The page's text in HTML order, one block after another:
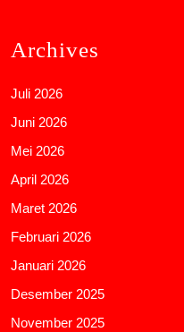
Archives
Juli 2026
Juni 2026
Mei 2026
April 2026
Maret 2026
Februari 2026
Januari 2026
Desember 2025
November 2025